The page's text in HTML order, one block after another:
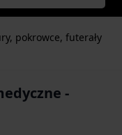
pokrowce, futerały
-